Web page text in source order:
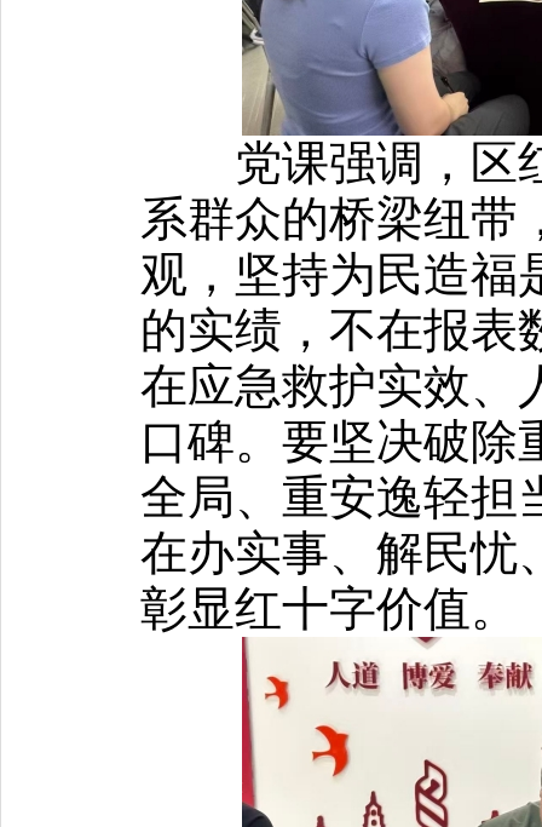
党课强调，区
系群众的桥梁纽带
观，坚持为民造福
的实绩，不在报表
在应急救护实效、
口碑。要坚决破除
全局、重安逸轻担
在办实事、解民忧
彰显红十字价值。